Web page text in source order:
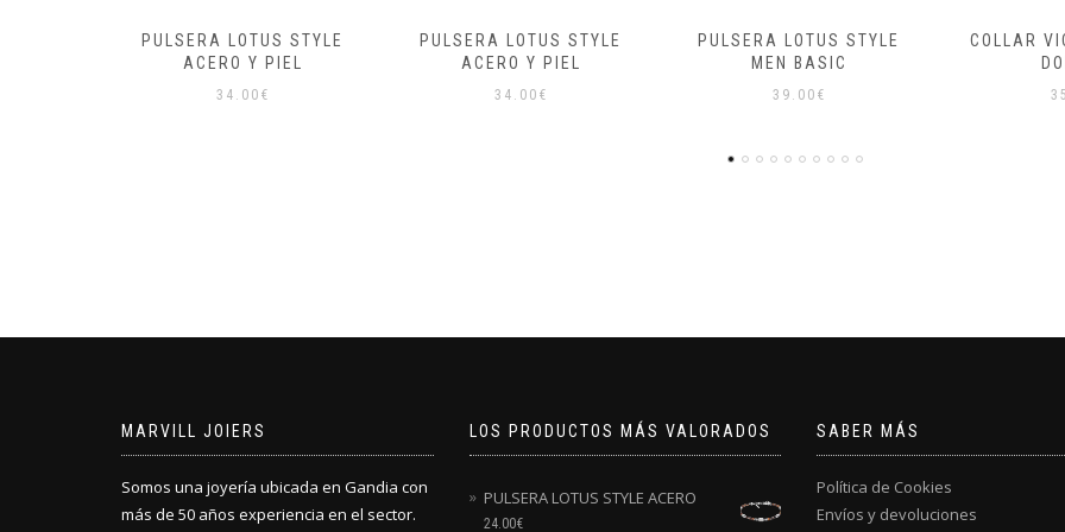
PULSERA LOTUS STYLE
ACERO Y PIEL
34.00 €
PULSERA LOTUS STYLE
MEN BASIC
39.00 €
COLLAR VICEROY ACERO
DORADO
35.00 €
PULSERA
MARVILL JOIERS
Somos una joyería ubicada en Gandia con
más de 50 años experiencia en el sector.
LOS PRODUCTOS MÁS VALORADOS
PULSERA LOTUS STYLE ACERO
24.00€
SABER MÁS
Política de Cookies
Envíos y devoluciones